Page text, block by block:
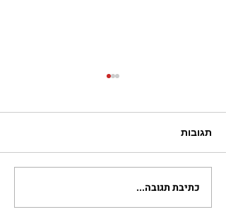
סיירת גימלאטק: אזרחים
תגובות
כתיבת תגובה...